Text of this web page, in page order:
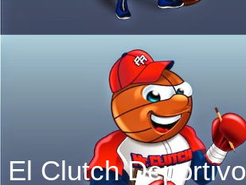
El Clutch Deportivo